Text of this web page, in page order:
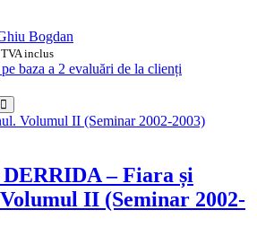
Bogdan
TVA inclus
baza a 2 evaluări de la clienți
– Fiara și
II (Seminar 2002-